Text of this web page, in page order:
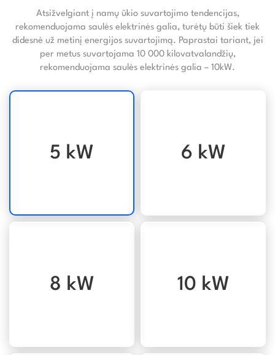
Atsižvelgiant į namų ūkio suvartojimo tendencijas,
rekomenduojama saulės elektrinės galia, turėtų būti šiek tiek
didesnė už metinį energijos suvartojimą. Paprastai tariant, jei
per metus suvartojama 10 000 kilovatvalandžių,
rekomenduojama saulės elektrinės galia – 10kW.
5 kW 6 kW
8 kW 10 kW